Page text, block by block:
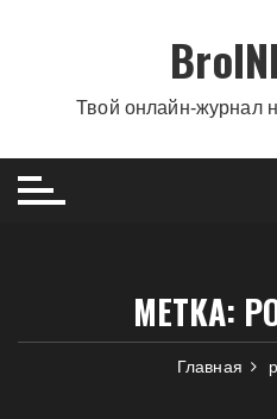
Твой онлайн-журнал
МЕТКА:
Главная